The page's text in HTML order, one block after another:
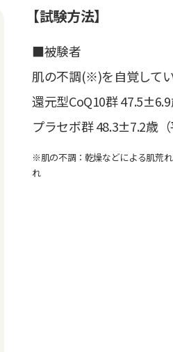
【試験方法】
■被験者
肌の不調(※)を自覚して
還元型CoQ10群
プラセボ群 48.3±7.2歳
※肌の不調：乾燥などによる肌荒
れ